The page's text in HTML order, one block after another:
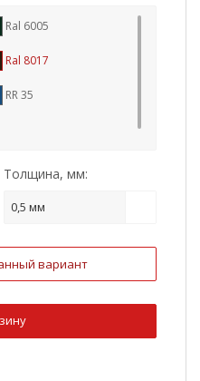
Ral 6005
Ral 8017
RR 35
Толщина, мм:
0,5 мм
вариант